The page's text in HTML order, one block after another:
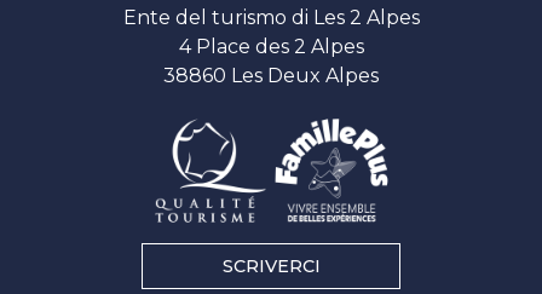
Ente del turismo di Les 2 Alpes
4 Place des 2 Alpes
38860 Les Deux Alpes
SCRIVERCI